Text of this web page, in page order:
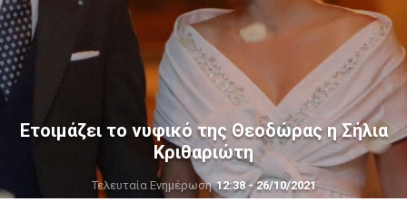
Ετοιμάζει το νυφικό της Θεοδώρας η Σήλια
Κριθαριώτη
Τελευταία Ενημέρωση12:38 - 26/10/2021